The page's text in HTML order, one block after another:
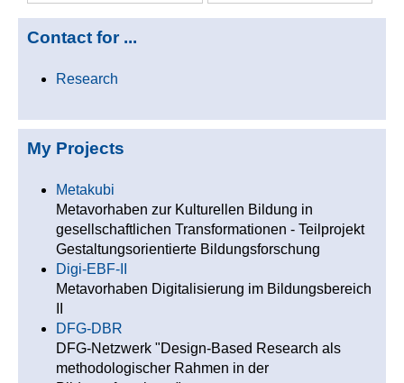
Contact for ...
Research
My Projects
Metakubi
Metavorhaben zur Kulturellen Bildung in
gesellschaftlichen Transformationen - Teilprojekt
Gestaltungsorientierte Bildungsforschung
Digi-EBF-II
Metavorhaben Digitalisierung im Bildungsbereich
DFG-DBR
DFG-Netzwerk "Design-Based Research als
methodologischer Rahmen in der